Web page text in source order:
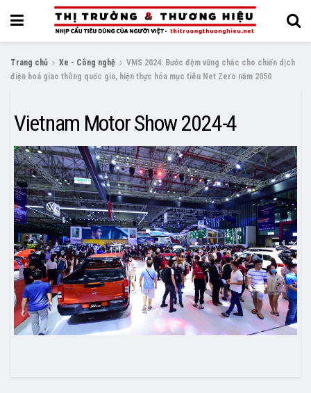
Trang chủ Xe - Công nghệ
VMS 2024: Bước đệm vững chắc cho chiến dịch
điện hoá giao thông quốc gia, hiện thực hóa mục tiêu Net Zero năm 2050
Vietnam Motor Show 2024-4